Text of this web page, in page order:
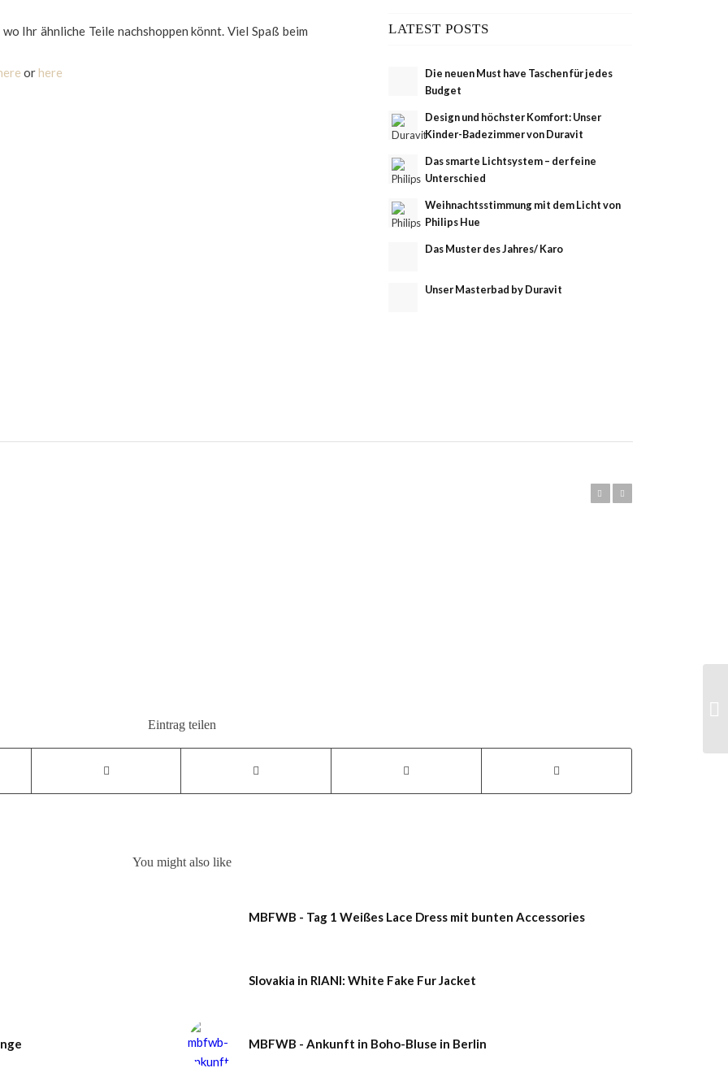
Ihr ähnliche Teile nachshoppen könnt. Viel Spaß beim
orhere
LATEST POSTS
Die neuen Must have Taschen für jedes
Budget
Design und höchster Komfort: Unser
Kinder-Badezimmer von Duravit
Das smarte Lichtsystem – der feine
Unterschied
Weihnachtsstimmung mit dem Licht von
Philips Hue
Das Muster des Jahres/ Karo
Unser Masterbad by Duravit
Eintrag teilen
You might also like
MBFWB - Tag 1 Weißes Lace Dress mit bunten Accessories
Slovakia in RIANI: White Fake Fur Jacket
MBFWB - Ankunft in Boho-Bluse in Berlin